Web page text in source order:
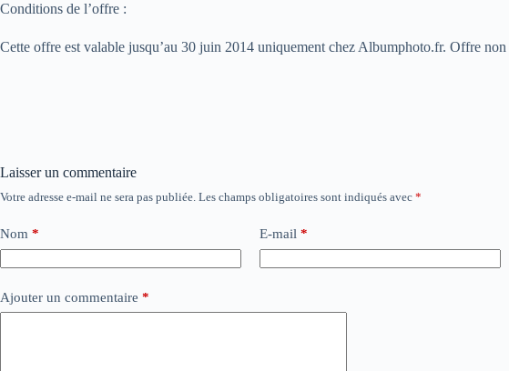
Conditions de l’offre :
Cette offre est valable jusqu’au 30 juin 2014 uniquement chez Albumphoto.fr. Offre
Laisser un commentaire
Votre adresse e-mail ne sera pas publiée. Les champs obligatoires sont indiqués avec *
Nom * E-mail *
Ajouter un commentaire *